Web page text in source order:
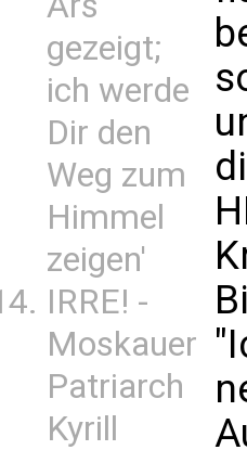
gezeigt;
ich werde
Dir den
Weg zum
Himmel
zeigen'
IRRE! -
Moskauer
Patriarch
Kyrill